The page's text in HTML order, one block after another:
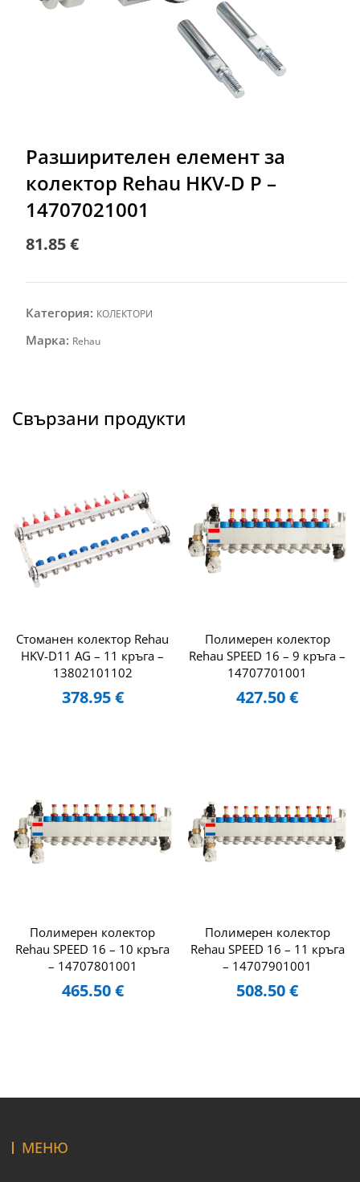
Разширителен елемент за
колектор Rehau HKV-D P –
14707021001
81.85€
Категория: КОЛЕКТОРИ
Марка: Rehau
Свързани продукти
Стоманен колектор Rehau
HKV-D11 AG – 11 кръга –
13802101102
378.95€
Полимерен колектор
Rehau SPEED 16 – 9 кръга –
14707701001
427.50€
Полимерен колектор
Rehau SPEED 16 – 10 кръга
– 14707801001
465.50€
Полимерен колектор
Rehau SPEED 16 – 11 кръга
– 14707901001
508.50€
МЕНЮ